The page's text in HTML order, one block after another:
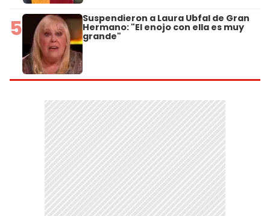
5 Suspendieron a Laura Ubfal de Gran
Hermano: "El enojo con ella es muy
grande"